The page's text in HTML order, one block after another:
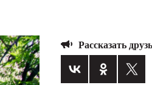
Рассказать